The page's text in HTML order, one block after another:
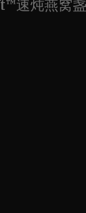
速炖燕窝盏